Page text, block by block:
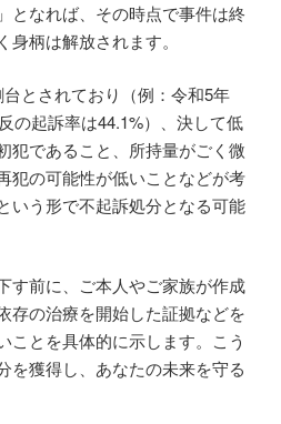
となれば、その時点で事件は終
柄は解放されます。
とされており（例：令和5年
の起訴率は44.1%）、決して低
犯であること、所持量がごく微
犯の可能性が低いことなどが考
いう形で不起訴処分となる可能
す前に、ご本人やご家族が作成
存の治療を開始した証拠などを
ことを具体的に示します。こう
を獲得し、あなたの未来を守る